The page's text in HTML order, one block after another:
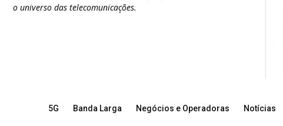
o universo das telecomunicações.
5G Banda Larga Negócios e Operadoras Notícias